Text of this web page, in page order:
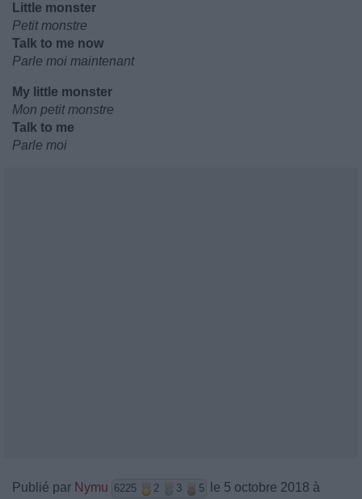
Little monster
Petit monstre
Talk to me now
Parle moi maintenant
My little monster
Mon petit monstre
Talk to me
Parle moi
Publié par Nymu 6225 2 3 5
le 5 octobre 2018 à